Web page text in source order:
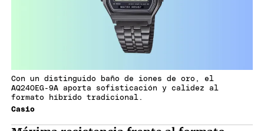
Con un distinguido baño de iones de oro, el
AQ240EG-9A aporta sofisticación y calidez al
formato híbrido tradicional.
Casio